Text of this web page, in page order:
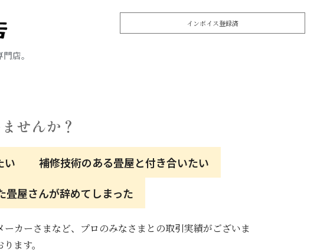
店。
インボイス登録済
せんか？
い
補修技術のある畳屋と付き合いたい
畳屋さんが辞めてしまった
カーさまなど、プロのみなさまとの取引実績がございま
ます。